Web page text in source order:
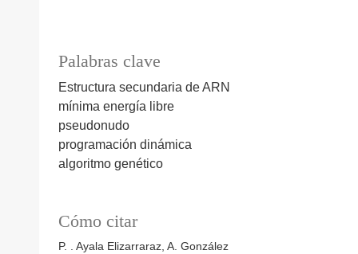
Palabras clave
Estructura secundaria de ARN
mínima energía libre
pseudonudo
programación dinámica
algoritmo genético
Cómo citar
P. . Ayala Elizarraraz, A. González